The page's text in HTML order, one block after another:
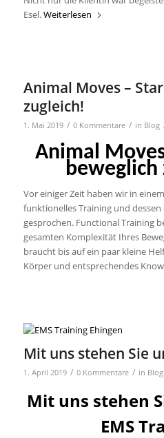
Esel.Weiterlesen
Animal Moves –
zugleich!
1. Mai 2019 / 0 Kommentare / in Blog
Animal
beweglich
Vor einiger Zeit haben wir in
funktionelles Training und
gesprochen. Functional Training
gesamten Komplexität Ihres
braucht bis auf ein paar kleine
Körper und entsprechendes
Mit uns stehen Sie
1. April 2019 / 0 Kommentare / in Blog
Mit uns stehen
EMS